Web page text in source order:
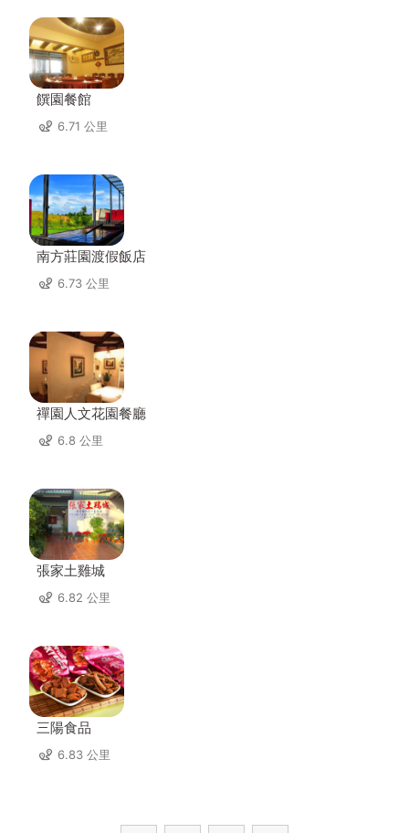
饌園餐館
6.71 公里
南方莊園渡假飯店
6.73 公里
禪園人文花園餐廳
6.8 公里
張家土雞城
6.82 公里
三陽食品
6.83 公里